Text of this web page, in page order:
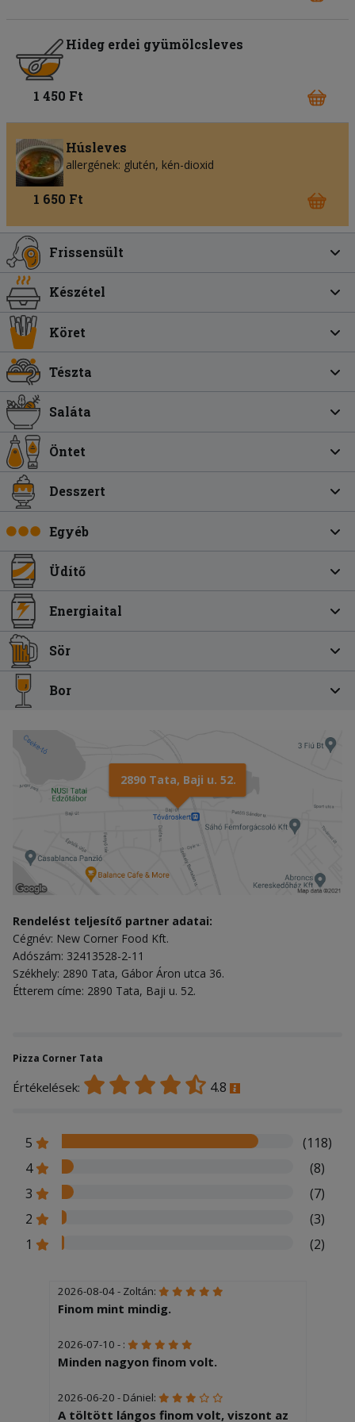
Hideg erdei gyümölcsleves
1 450 Ft
Húsleves
allergének: glutén, kén-dioxid
1 650 Ft
Frissensült
Készétel
Köret
Tészta
Saláta
Öntet
Desszert
Egyéb
Üdítő
Energiaital
Sör
Bor
2890 Tata, Baji u. 52.
Rendelést teljesítő partner adatai:
Cégnév: New Corner Food Kft.
Adószám: 32413528-2-11
Székhely: 2890 Tata, Gábor Áron utca 36.
Étterem címe: 2890 Tata, Baji u. 52.
Pizza Corner Tata
Értékelések: 4.8
5
(118)
4
(8)
3
(7)
2
(3)
1
(2)
2026-08-04 - Zoltán:
Finom mint mindig.
2026-07-10 - :
Minden nagyon finom volt.
2026-06-20 - Dániel:
A töltött lángos finom volt, viszont az